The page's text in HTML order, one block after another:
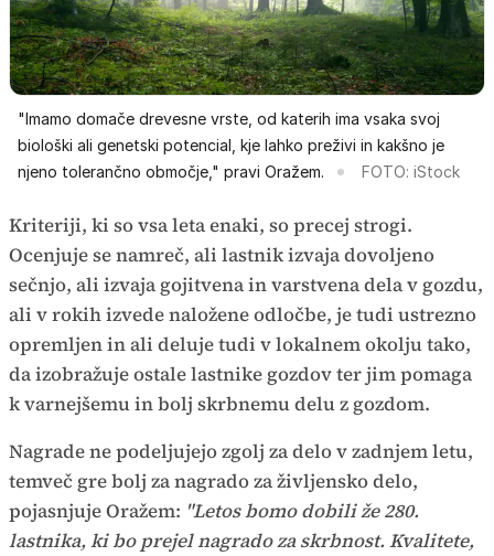
"Imamo domače drevesne vrste, od katerih ima vsaka svoj
biološki ali genetski potencial, kje lahko preživi in kakšno je
njeno tolerančno območje," pravi Oražem.
FOTO: iStock
Kriteriji, ki so vsa leta enaki, so precej strogi.
Ocenjuje se namreč, ali lastnik izvaja dovoljeno
sečnjo, ali izvaja gojitvena in varstvena dela v gozdu,
ali v rokih izvede naložene odločbe, je tudi ustrezno
opremljen in ali deluje tudi v lokalnem okolju tako,
da izobražuje ostale lastnike gozdov ter jim pomaga
k varnejšemu in bolj skrbnemu delu z gozdom.
Nagrade ne podeljujejo zgolj za delo v zadnjem letu,
temveč gre bolj za nagrado za življensko delo,
pojasnjuje Oražem: "Letos bomo dobili že 280.
lastnika, ki bo prejel nagrado za skrbnost. Kvalitete,